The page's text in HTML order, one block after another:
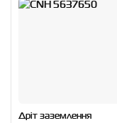
Дріт заземлення